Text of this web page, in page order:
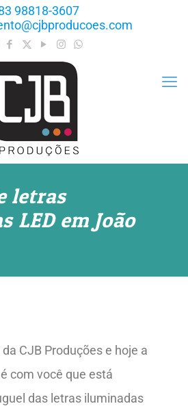
98818-3607
letras
LED em João
CJB Produções e hoje a
com você que está
das letras iluminadas